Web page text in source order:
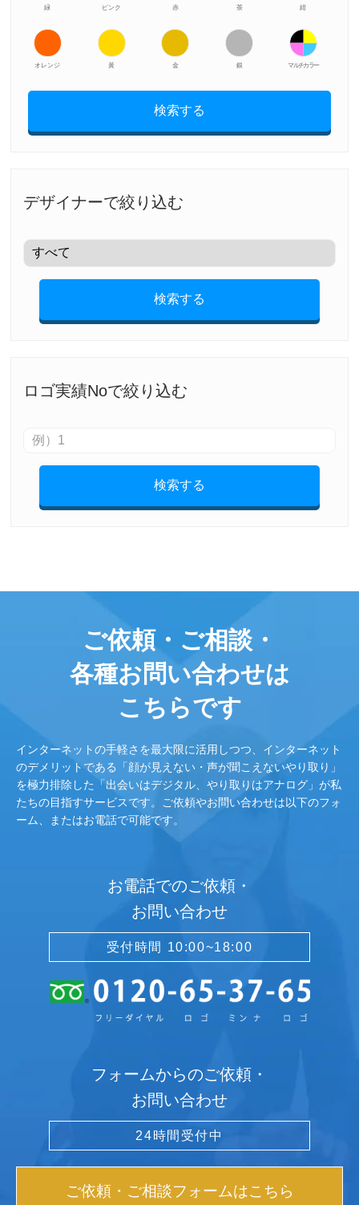
緑 ピンク 赤 茶 紺
オレンジ 黃 金 銀 マルチカラー
検索する
デザイナーで絞り込む
検索する
ロゴ実績Noで絞り込む
検索する
ご依頼・ご相談・
各種お問い合わせは
こちらです
インターネットの手軽さを最大限に活用しつつ、インターネット
のデメリットである「顔が見えない・声が聞こえないやり取り」
を極力排除した「出会いはデジタル、やり取りはアナログ」が私
たちの目指すサービスです。ご依頼やお問い合わせは以下のフォ
ーム、またはお電話で可能です。
お電話でのご依頼・
お問い合わせ
受付時間 10:00~18:00
フォームからのご依頼・
お問い合わせ
24時間受付中
ご依頼・ご相談フォームはこちら